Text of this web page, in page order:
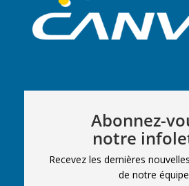
Abonnez-
notre
Recevez les dernières
de notre